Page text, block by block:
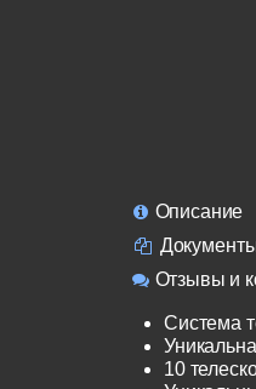
Описание
Отзывы и
Система
10